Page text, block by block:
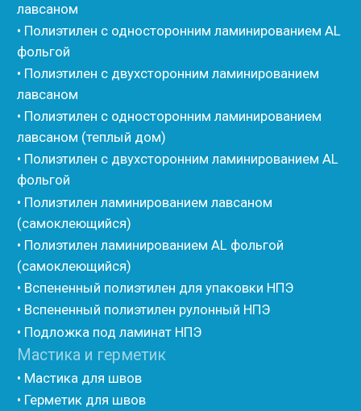
• Вспененные EPDM уплотнители
• Изоком Шнур
• Изоком Жгут
• Стенофлекс Шнур
• Стенофлекс Жгут
• Подложка Тепофол НПЭ
• Подложка Пенолин НПЭ
• Подложка Мосфол НПЭ
• Шнур Изонел
• Жгут Тилит
• Шнур Тилит
• Бентонитовый шнур
• Стенофлекс для труб
• Мат из вспененного полиэтилена Тепофол
• Трубная изоляция из вспененного полиэтилена
Тилит
• Трубная изоляция из вспененного полиэтилена
Порилекс
• Трубная изоляция из вспененного полиэтилена
• Шнур базальтовый теплоизоляционный
• Компенсационный мат вспененного полиэтилена
• Утеплитель для труб из вспененного полиэтилена